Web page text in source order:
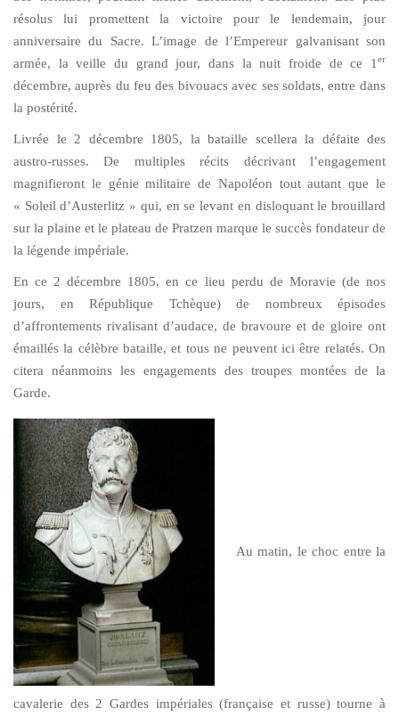
résolus lui promettent la victoire pour le lendemain, jour
anniversaire du Sacre. L’image de l’Empereur galvanisant son
armée, la veille du grand jour, dans la nuit froide de ce 1 er
décembre, auprès du feu des bivouacs avec ses soldats, entre dans
la postérité.
Livrée le 2 décembre 1805, la bataille scellera la défaite des
austro-russes. De multiples récits décrivant l’engagement
magnifieront le génie militaire de Napoléon tout autant que le
« Soleil d’Austerlitz » qui, en se levant en disloquant le brouillard
sur la plaine et le plateau de Pratzen marque le succès fondateur de
la légende impériale.
En ce 2 décembre 1805, en ce lieu perdu de Moravie (de nos
jours, en République Tchèque) de nombreux épisodes
d’affrontements rivalisant d’audace, de bravoure et de gloire ont
émaillés la célèbre bataille, et tous ne peuvent ici être relatés. On
citera néanmoins les engagements des troupes montées de la
Garde.
Au matin, le choc entre la
cavalerie des 2 Gardes impériales (française et russe) tourne à